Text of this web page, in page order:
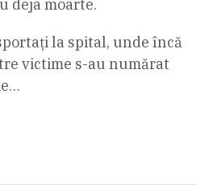
deja moarte.
la spital, unde încă
victime s-au numărat